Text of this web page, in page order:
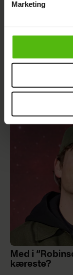
Marketing
"Årgang 0"-
Med i
kæreste?